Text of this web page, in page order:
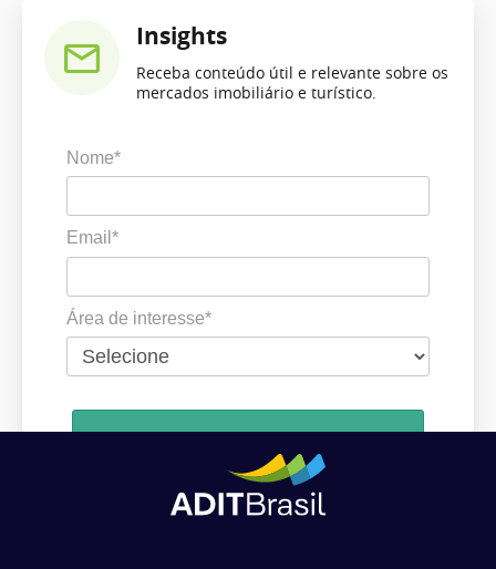
Insights
Receba conteúdo útil e relevante sobre os
mercados imobiliário e turístico.
Nome*
Email*
Área de interesse*
Ao se cadastrar, você concorda em receber comunicações da ADIT